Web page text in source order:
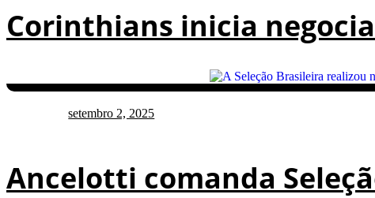
Corinthians inicia
setembro 2, 2025
Ancelotti comanda